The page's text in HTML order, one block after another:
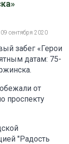
09 сентября 2020
забег «Герои
датам: 75-
от
проспекту
"Радость